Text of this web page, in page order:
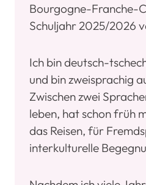
Bourgogne-Franche-
Schuljahr 2025/2026
Ich bin deutsch-
und bin zweisprachig
Zwischen zwei
leben, hat schon früh
das Reisen, für
interkulturelle